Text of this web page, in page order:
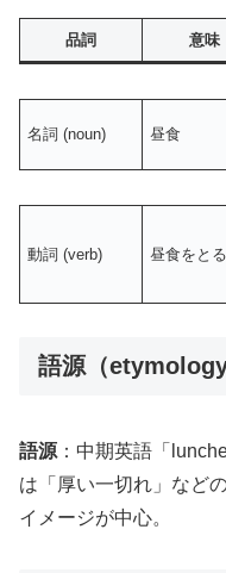
品詞 意味
名詞 (noun) 昼食
動詞 (verb) 昼食をとる
語源（etymology
語源 ：中期英語「
は「厚い一切れ」など
イメージが中心。